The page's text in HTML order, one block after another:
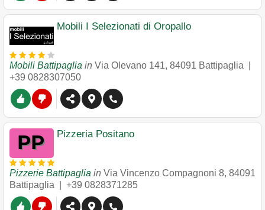
Mobili I Selezionati di Oropallo
Mobili Battipaglia in Via Olevano 141, 84091 Battipaglia
+39 0828307050
Pizzeria Positano
Pizzerie Battipaglia in Via Vincenzo Compagnoni 8, 84091
Battipaglia
+39 0828371285